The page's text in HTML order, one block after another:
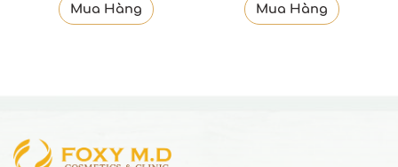
Mua Hàng Mua Hàng